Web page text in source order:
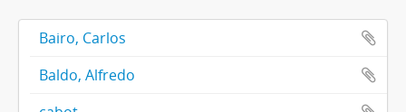
Bairo, Carlos
Baldo, Alfredo